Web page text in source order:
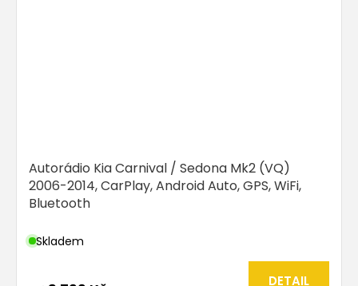
Autorádio Kia Carnival / Sedona Mk2 (VQ)
2006-2014, CarPlay, Android Auto, GPS, WiFi,
Bluetooth
Skladem
DETAIL